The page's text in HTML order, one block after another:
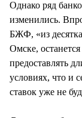
Однако ряд
изменились.
БЖФ, «из десятка
Омске,
предоставлять
условиях, что и
ставок уже не